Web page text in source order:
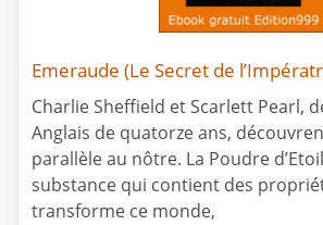
Emeraude (Le Secret de
Charlie Sheffield et Scarlett Pearl,
Anglais de quatorze ans,
parallèle au nôtre. La Poudre
substance qui contient des
transforme ce monde,